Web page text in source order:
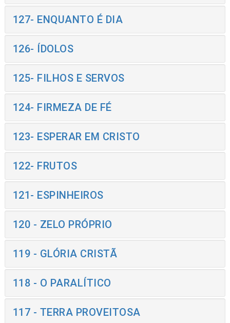
127- ENQUANTO É DIA
126- ÍDOLOS
125- FILHOS E SERVOS
124- FIRMEZA DE FÉ
123- ESPERAR EM CRISTO
122- FRUTOS
121- ESPINHEIROS
120 - ZELO PRÓPRIO
119 - GLÓRIA CRISTÃ
118 - O PARALÍTICO
117 - TERRA PROVEITOSA